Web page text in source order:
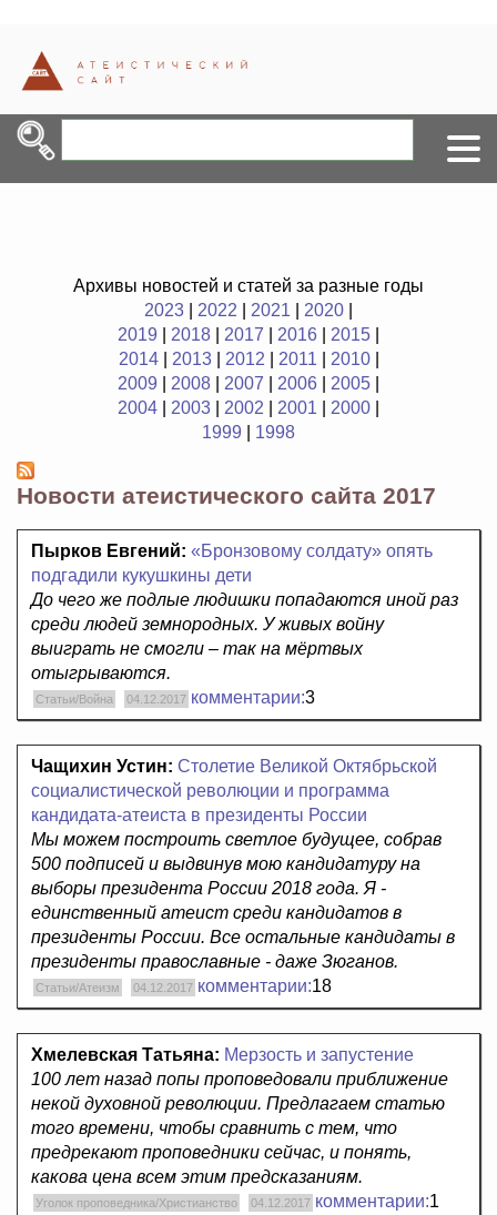
Архивы новостей и статей за разные годы
2023
2022 2021 2020
2019
2018 2017 2016 2015
2014| 2013| 2012 2011 2010|
2009
2008 2007 2006 2005
2004
2003 2002 2001 2000
1999
1998
Новости атеистического сайта 2017
Пырков Евгений: «Бронзовому солдату» опять
подгадили кукушкины дети
До чего же подлые людишки попадаются иной раз
среди людей земнородных. У живых войну
выиграть не смогли – так на мёртвых
отыгрываются.
Статьи/Война 04.12.2017 комментарии:3
Чащихин Устин: Столетие Великой Октябрьской
социалистической революции и программа
кандидата-атеиста в президенты России
Мы можем построить светлое будущее, собрав
500 подписей и выдвинув мою кандидатуру на
выборы президента России 2018 года. Я -
единственный атеист среди кандидатов в
президенты России. Все остальные кандидаты в
президенты православные - даже Зюганов.
Статьи/Атеизм 04.12.2017 комментарии:18
Хмелевская Татьяна: Мерзость и запустение
100 лет назад попы проповедовали приближение
некой духовной революции. Предлагаем статью
того времени, чтобы сравнить с тем, что
предрекают проповедники сейчас, и понять,
какова цена всем этим предсказаниям.
Уголок проповедника/Христианство 04.12.2017 комментарии:1